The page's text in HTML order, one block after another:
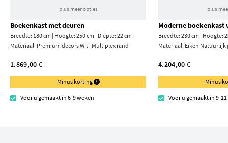
plus meer opties
Boekenkast met deuren
Breedte: 180 cm | Hoogte: 250 cm | Diepte: 22 cm
Materiaal: Premium decors Wit | Multiplex rand
1.869,00 €
Minus korting
Voor u gemaakt in 6-9 weken
plus
Moderne boekenkast
Breedte: 230 cm | Hoogte:
Materiaal: Eiken Natuurlijk
4.204,00 €
Minus
Voor u gemaakt in 9-